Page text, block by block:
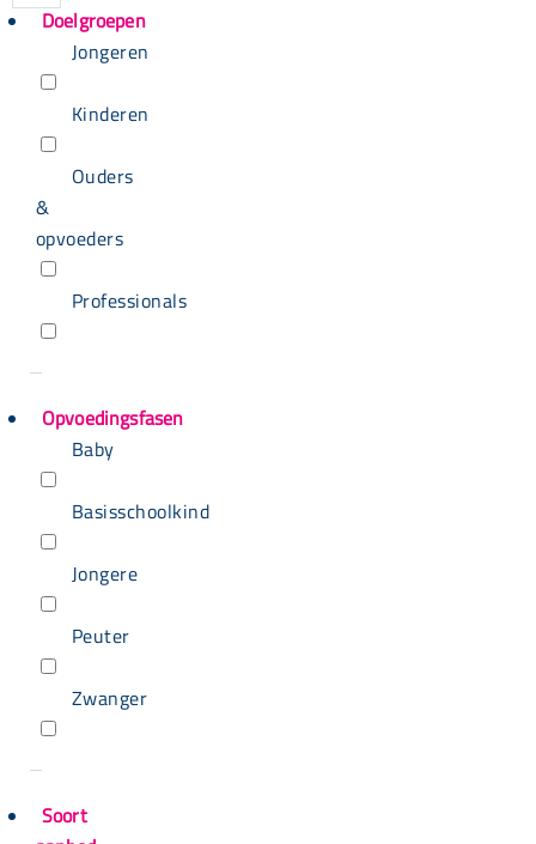
Doelgroepen
Jongeren
Kinderen
Ouders
&
opvoeders
Professionals
Opvoedingsfasen
Baby
Basisschoolkind
Jongere
Peuter
Zwanger
Soort